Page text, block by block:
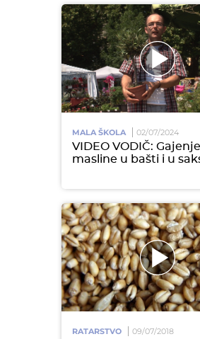
MALA ŠKOLA 02/07/2024
VIDEO VODIČ: Gajenje
masline u bašti i u
RATARSTVO 09/07/2018